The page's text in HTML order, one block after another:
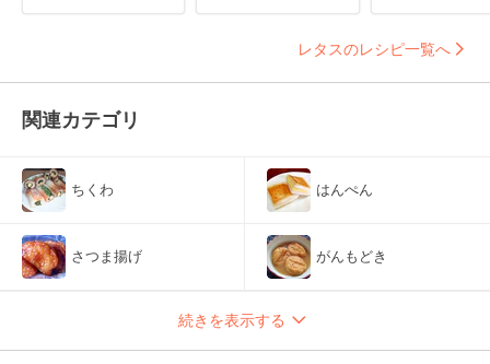
レタスのレシピ一覧へ
関連カテゴリ
ちくわ はんぺん
さつま揚げ がんもどき
続きを表示する